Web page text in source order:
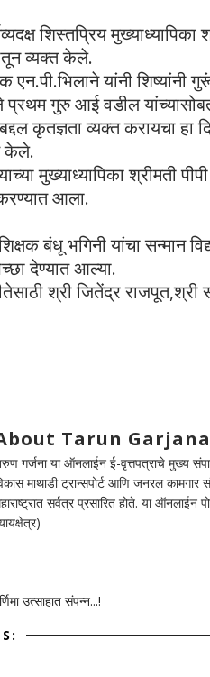
शिस्तप्रिय
व्यक्त केले.
एन.पी.भिलाने यांनी
गुरु आई वडील
कृतज्ञता व्यक्त करायचा
केले.
मुख्याध्यापिका श्रीमती
आला.
बंधू भगिनी यांचा सन्मान
देण्यात आल्या.
श्री जितेंद्र
Tarun Garjana
गर्जना या ऑनलाईन ई-वृत्तपत्राचे मुख्य
माथाडी ट्रान्सपोर्ट आणि जनरल
सर्वत्र प्रसारित होते. या
उत्साहात संपन्न...!